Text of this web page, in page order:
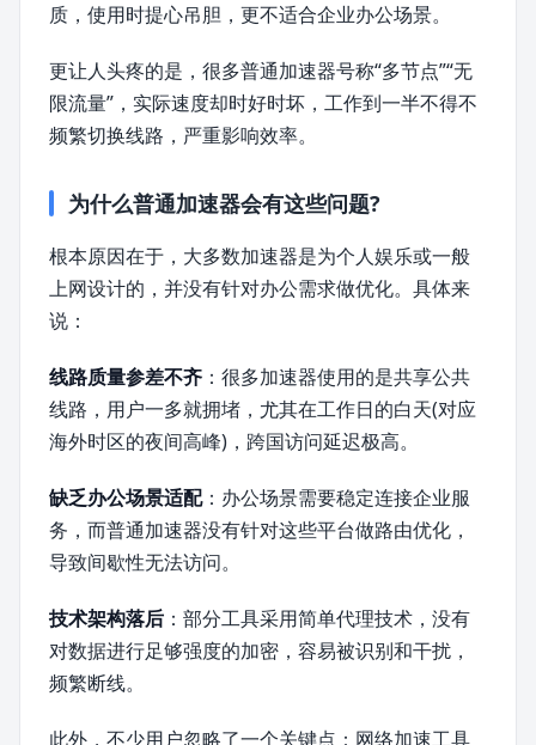
质，使用时提心吊胆，更不适合企业办公场景。
更让人头疼的是，很多普通加速器号称“多节点”“无
限流量”，实际速度却时好时坏，工作到一半不得不
频繁切换线路，严重影响效率。
为什么普通加速器会有这些问题?
根本原因在于，大多数加速器是为个人娱乐或一般
上网设计的，并没有针对办公需求做优化。具体来
说：
线路质量参差不齐 ：很多加速器使用的是共享公共
线路，用户一多就拥堵，尤其在工作日的白天(对应
海外时区的夜间高峰)，跨国访问延迟极高。
缺乏办公场景适配：办公场景需要稳定连接企业服
务，而普通加速器没有针对这些平台做路由优化，
导致间歇性无法访问。
技术架构落后 ：部分工具采用简单代理技术，没有
对数据进行足够强度的加密，容易被识别和干扰，
频繁断线。
此外，不少用户忽略了一个关键点：网络加速工具